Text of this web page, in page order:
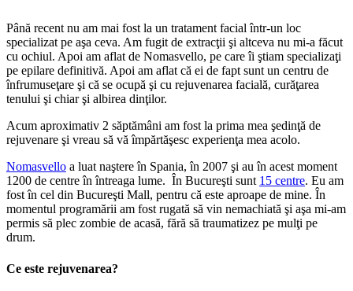
Până recent nu am mai fost la un tratament facial într-un loc
specializat pe aşa ceva. Am fugit de extracţii şi altceva nu mi-a făcut
cu ochiul. Apoi am aflat de Nomasvello, pe care îi ştiam specializaţi
pe epilare definitivă. Apoi am aflat că ei de fapt sunt un centru de
înfrumuseţare şi că se ocupă şi cu rejuvenarea facială, curăţarea
tenului şi chiar şi albirea dinţilor.
Acum aproximativ 2 săptămâni am fost la prima mea şedinţă de
rejuvenare şi vreau să vă împărtăşesc experienţa mea acolo.
Nomasvello a luat naştere în Spania, în 2007 şi au în acest moment
1200 de centre în întreaga lume. În Bucureşti sunt 15 centre. Eu am
fost în cel din Bucureşti Mall, pentru că este aproape de mine. În
momentul programării am fost rugată să vin nemachiată şi aşa mi-am
permis să plec zombie de acasă, fără să traumatizez pe mulţi pe
drum.
Ce este rejuvenarea?